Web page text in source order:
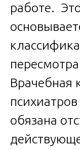
работе.
Врачебная
обязана